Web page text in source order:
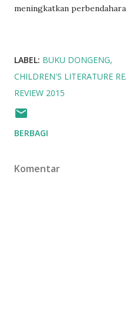
meningkatkan
LABEL: BUKU DONGENG
CHILDREN'S LITERATURE
REVIEW 2015
BERBAGI
Komentar